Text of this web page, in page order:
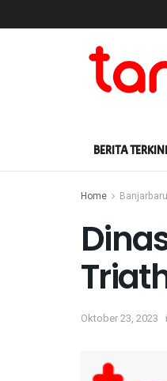
BERITA TERKINI
Home Banjarbaru
Oktober 23, 2023